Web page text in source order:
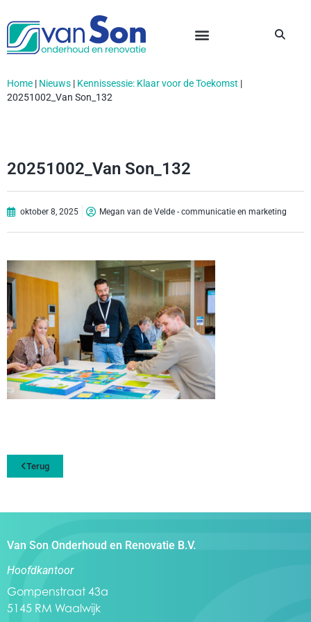
Home | Nieuws | Kennissessie: Klaar voor de Toekomst |
20251002_Van Son_132
20251002_Van Son_132
oktober 8, 2025 Megan van de Velde - communicatie en marketing
Terug
Van Son Onderhoud en Renovatie B.V.
Hoofdkantoor
Gompenstraat 43a
5145 RM Waalwijk